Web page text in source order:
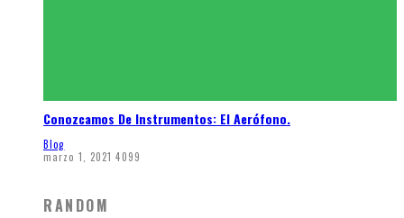
Conozcamos De Instrumentos: El Aerófono.
Blog
marzo 1, 2021 4099
RANDOM